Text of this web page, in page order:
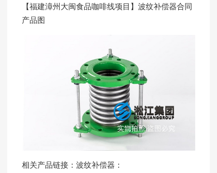
【福建漳州大闽食品咖啡线项目】波纹补偿器合同
产品图
相关产品链接：波纹补偿器：